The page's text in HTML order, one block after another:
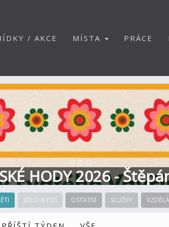
/ AKCE MÍSTA PRÁCE
HODY 2026 -
JÍDLO & PITÍ OSTATNÍ SLUŽBY